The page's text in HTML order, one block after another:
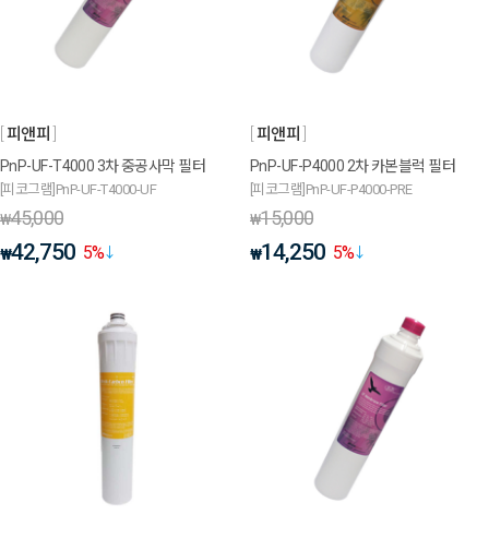
피앤피
PnP-UF-T4000 3차 중공사막 필터
[피코그램]PnP-UF-T4000-UF
₩45,000
₩42,750 5%
피앤피
PnP-UF-P4000 2차 카본블럭 필터
[피코그램]PnP-UF-P4000-PRE
₩15,000
₩14,250 5%